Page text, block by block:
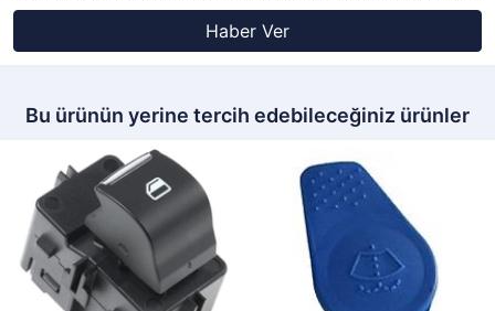
Haber Ver
Bu ürünün yerine tercih edebileceğiniz ürünler